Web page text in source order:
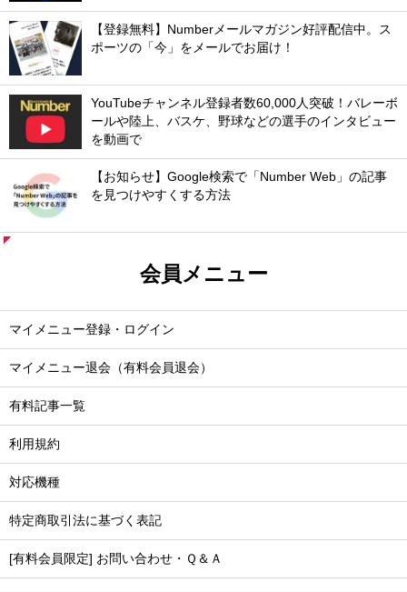
【登録無料】Numberメールマガジン好評配信中。ス
ポーツの「今」をメールでお届け！
YouTubeチャンネル登録者数60,000人突破！バレーボ
ールや陸上、バスケ、野球などの選手のインタビュー
を動画で
【お知らせ】Google検索で「Number Web」の記事
を見つけやすくする方法
会員メニュー
マイメニュー登録・ログイン
マイメニュー退会（有料会員退会）
有料記事一覧
利用規約
対応機種
特定商取引法に基づく表記
[有料会員限定] お問い合わせ・Ｑ＆Ａ